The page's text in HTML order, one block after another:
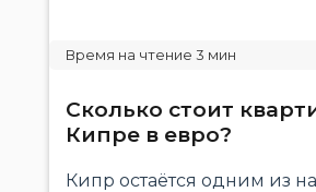
Сколько стоит
Кипре в евро?
Кипр остаётся одним из